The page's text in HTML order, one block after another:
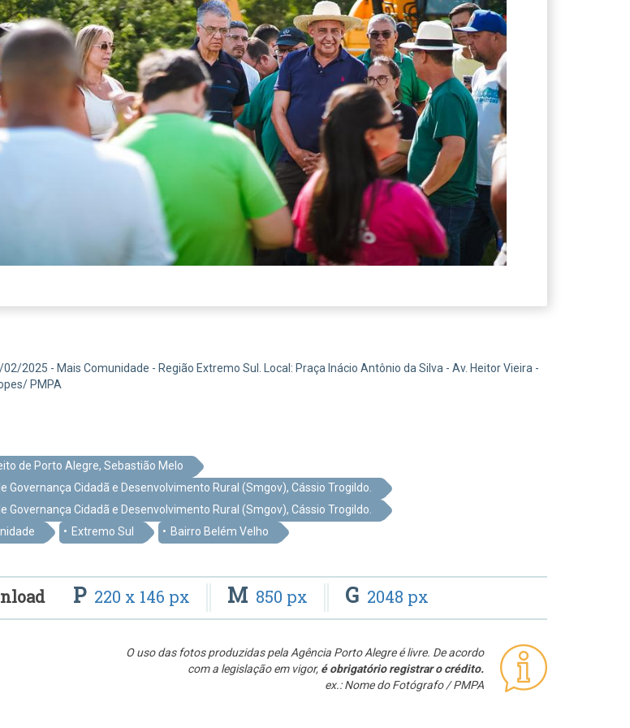
2025 - Mais Comunidade - Região Extremo Sul. Local: Praça Inácio Antônio da Silva - Av. Heitor Vieira -
PMPA
de Porto Alegre, Sebastião Melo
Governança Cidadã e Desenvolvimento Rural (Smgov), Cássio Trogildo.
Governança Cidadã e Desenvolvimento Rural (Smgov), Cássio Trogildo.
Extremo Sul Bairro Belém Velho
P 220 x 146 px M 850 px G 2048 px
O uso das fotos produzidas pela Agência Porto Alegre é livre. De acordo
com a legislação em vigor, é obrigatório registrar o crédito.
ex.: Nome do Fotógrafo / PMPA